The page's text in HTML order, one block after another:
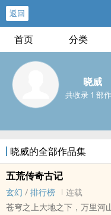
返回
首页 分类
晓威
共收录 1 部
晓威的全部作品集
五荒传奇古记
玄幻 / 排行榜
连载
苍穹之上大地之下，万里河